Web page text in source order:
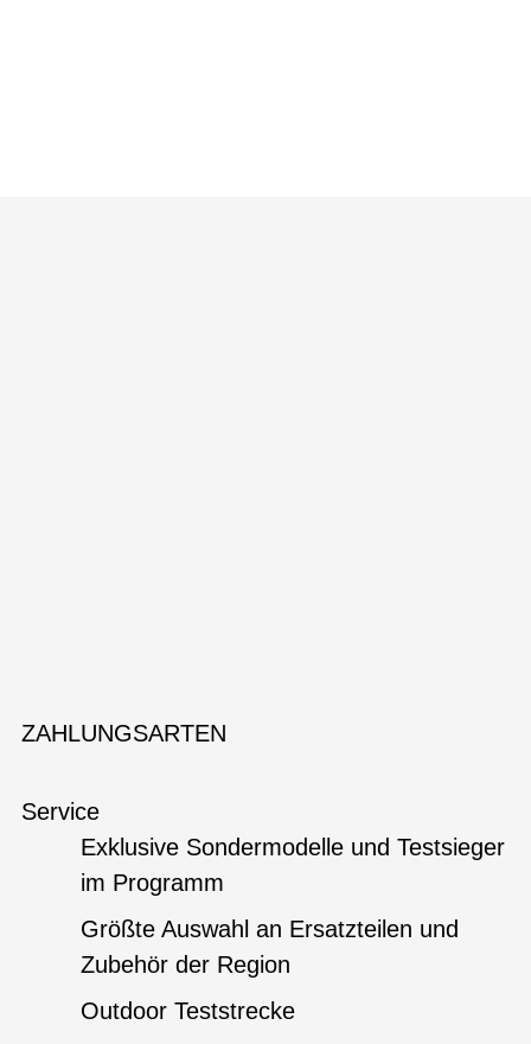
ZAHLUNGSARTEN
Service
Exklusive Sondermodelle und Testsieger
im Programm
Größte Auswahl an Ersatzteilen und
Zubehör der Region
Outdoor Teststrecke